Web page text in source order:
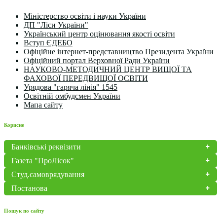
Міністерство освіти і науки України
ДП "Ліси України"
Український центр оцінювання якості освіти
Вступ ЄДЕБО
Офіційне інтернет-представництво Президента України
Офіційний портал Верховної Ради України
НАУКОВО-МЕТОДИЧНИЙ ЦЕНТР ВИЩОЇ ТА
ФАХОВОЇ ПЕРЕДВИЩОЇ ОСВІТИ
Урядова "гаряча лінія" 1545
Освітній омбудсмен України
Мапа сайту
Корисне
Банківські реквізити
Газета "ПроЛісок"
Студ.самоврядування
Постанова
Пошук по сайту